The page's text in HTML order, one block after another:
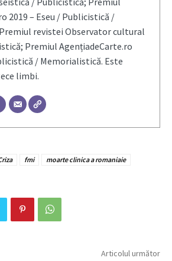
2019 – Eseu / Publicistică /
revistei Observator cultural
Premiul AgențiadeCarte.ro
/ Memorialistică. Este
limbi.
fmi
moarte clinica a romaniaie
Articolul următor